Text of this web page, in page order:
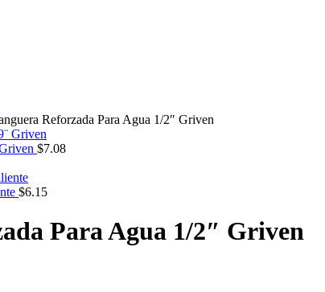
Reforzada Para Agua 1/2″ Griven
$7.08
$6.15
Para Agua 1/2″ Griven